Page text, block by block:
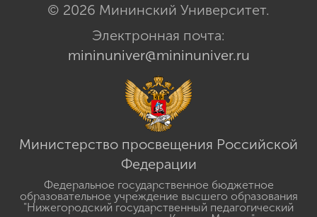
© 2026 Мининский Университет.
Электронная почта:
mininuniver@mininuniver.ru
Министерство просвещения Российской
Федерации
Федеральное государственное бюджетное
образовательное учреждение высшего образования
"Нижегородский государственный педагогический